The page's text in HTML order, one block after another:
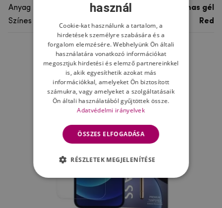
Anyag
fém, műanyag, rugalmas gél
Színes
Red
Ne felejtsd el
használ
Cookie-kat használunk a tartalom, a
hirdetések személyre szabására és a
forgalom elemzésére. Webhelyünk Ön általi
használatára vonatkozó információkat
megosztjuk hirdetési és elemző partnereinkkel
is, akik egyesíthetik azokat más
információkkal, amelyeket Ön biztosított
számukra, vagy amelyeket a szolgáltatásaik
Ön általi használatából gyűjtöttek össze.
Adatvédelmi irányelvek
ÖSSZES ELFOGADÁSA
RÉSZLETEK MEGJELENÍTÉSE